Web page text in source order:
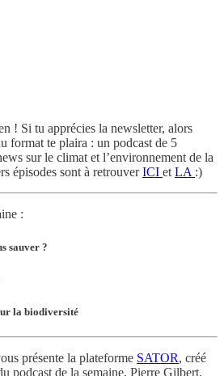
! Si tu apprécies la newsletter, alors
format te plaira : un podcast de 5
sur le climat et l’environnement de la
épisodes sont à retrouverICI et LA :)
:
sauver ?
la biodiversité
présente la plateforme SATOR, créé
podcast de la semaine, Pierre Gilbert.